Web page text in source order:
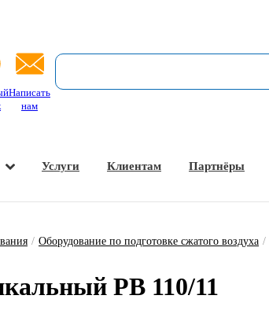
Написать
нам
Услуги Клиентам Партнёры
/ Оборудование по подготовке сжатого воздуха /
РВ 110/11